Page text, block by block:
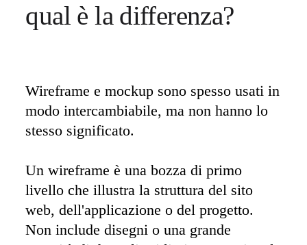
qual è la differenza?
Wireframe e mockup sono spesso usati in
modo intercambiabile, ma non hanno lo
stesso significato.
Un wireframe è una bozza di primo
livello che illustra la struttura del sito
web, dell'applicazione o del progetto.
Non include disegni o una grande